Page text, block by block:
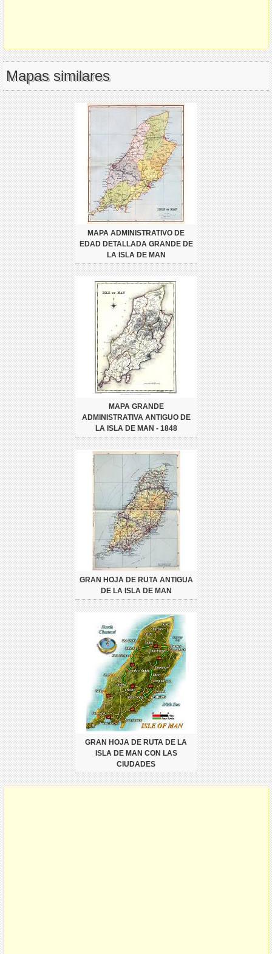
Mapas similares
MAPA ADMINISTRATIVO DE
EDAD DETALLADA GRANDE DE
LA ISLA DE MAN
MAPA GRANDE
ADMINISTRATIVA ANTIGUO DE
LA ISLA DE MAN - 1848
GRAN HOJA DE RUTA ANTIGUA
DE LA ISLA DE MAN
GRAN HOJA DE RUTA DE LA
ISLA DE MAN CON LAS
CIUDADES